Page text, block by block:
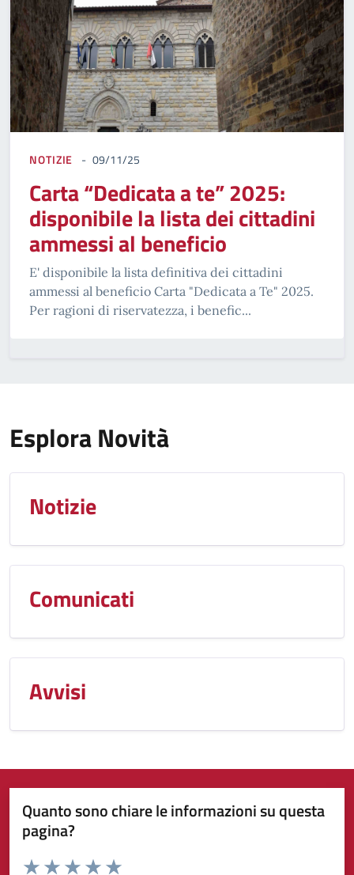
NOTIZIE 09/11/25
Carta “Dedicata a te” 2025:
disponibile la lista dei cittadini
ammessi al beneficio
E' disponibile la lista definitiva dei cittadini
ammessi al beneficio Carta "Dedicata a Te" 2025.
Per ragioni di riservatezza, i benefic...
Esplora Novità
Notizie
Comunicati
Avvisi
Quanto sono chiare le informazioni su questa
pagina?
Valuta da 1 a 5 stelle la pagina